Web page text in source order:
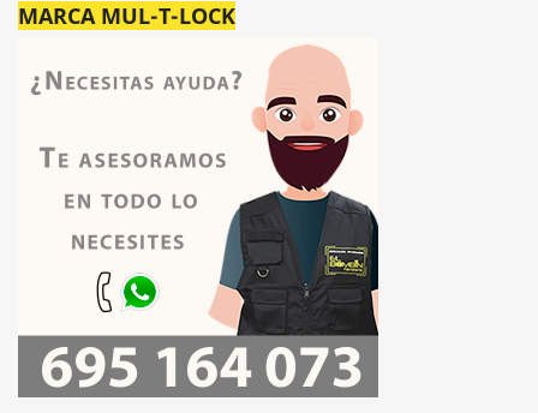
MARCA MUL-T-LOCK